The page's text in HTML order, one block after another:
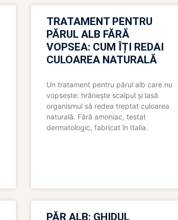
TRATAMENT PENTRU
PĂRUL ALB FĂRĂ
VOPSEA: CUM ÎȚI REDAI
CULOAREA NATURALĂ
Un tratament pentru părul alb care nu
vopsește: hrănește scalpul și lasă
organismul să redea treptat culoarea
naturală. Fără amoniac, testat
dermatologic, fabricat în Italia.
PĂR ALB: GHIDUL